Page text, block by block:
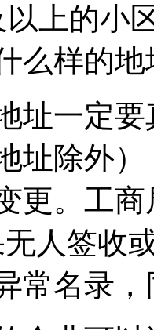
上的小
么样的
址一定
址除外
更。工
人签收
常名录